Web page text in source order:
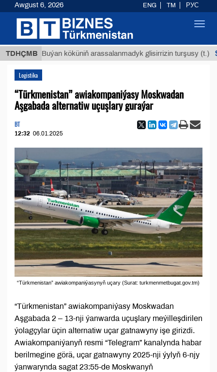
TDHÇMB
Buýan köküniň arassalanmadyk glisirrizin turşusy (t.)
Logistika
“Türkmenistan” awiakompaniýasy Moskwadan
Aşgabada alternatiw uçuşlary guraýar
BT
12:32 06.01.2025
“Türkmenistan” awiakompaniýasynyň uçary (Surat: turkmenmetbugat.gov.tm)
“Türkmenistan” awiakompaniýasy Moskwadan
Aşgabada 2 – 13-nji ýanwarda uçuşlary meýilleşdirilen
ýolagçylar üçin alternatiw uçar gatnawyny işe girizdi.
Awiakompaniýanyň resmi “Telegram” kanalynda habar
berilmegine görä, uçar gatnawyny 2025-nji ýylyň 6-njy
ýanwarynda sagat 23:55-de Moskwanyň
Awgust 6, 2026 ENG TM РУС